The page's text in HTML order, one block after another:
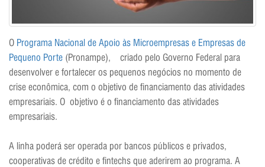
O Programa Nacional de Apoio às Microempresas e Empresas de
Pequeno Porte (Pronampe), criado pelo Governo Federal para
desenvolver e fortalecer os pequenos negócios no momento de
crise econômica, com o objetivo de financiamento das atividades
empresariais. O objetivo é o financiamento das atividades
empresariais.
A linha poderá ser operada por bancos públicos e privados,
cooperativas de crédito e fintechs que aderirem ao programa. A